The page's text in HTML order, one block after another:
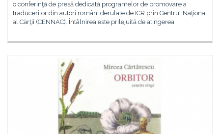
o conferinţă de presă dedicată programelor de promovare a
traducerilor din autori români derulate de ICR prin Centrul Naţional
al Cărţii (CENNAC). Întâlnirea este prilejuită de atingerea